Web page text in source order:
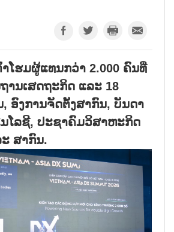
າໂຮມຜູ້ແທນກວ່າ 2.000 ຄົນທີ່
ານເສດຖະກິດ ແລະ 18
ອົງການຈັດຕັ້ງສາກົນ, ບັນດາ
ໂລຊີ, ປະຊາຄົມວິສາຫະກິດ
ສາກົນ.